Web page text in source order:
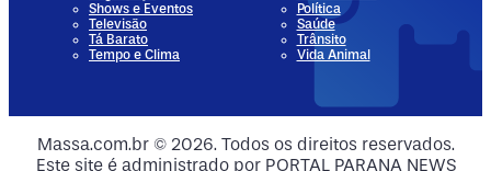
Media
Media
Shows e Eventos
Televisão
Tá Barato
Tempo e Clima
Política
Saúde
Trânsito
Vida Animal
Massa.com.br © 2026. Todos os direitos reservados.
Este site é administrado por PORTAL PARANA NEWS